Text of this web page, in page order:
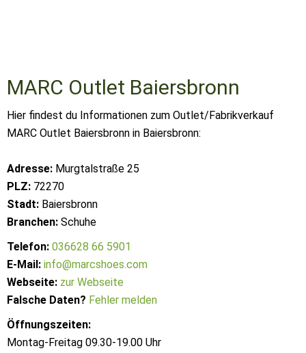
MARC Outlet Baiersbronn
Hier findest du Informationen zum Outlet/Fabrikverkauf
MARC Outlet Baiersbronn in Baiersbronn:
Adresse: Murgtalstraße 25
PLZ: 72270
Stadt: Baiersbronn
Branchen: Schuhe
Telefon: 036628 66 5901
E-Mail: info@marcshoes.com
Webseite: zur Webseite
Falsche Daten? Fehler melden
Öffnungszeiten:
Montag-Freitag 09.30-19.00 Uhr